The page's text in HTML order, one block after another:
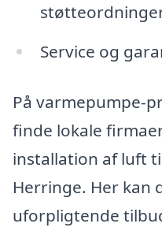
Service og
På varmepumpe-
finde lokale
installation af luft
Herringe. Her kan
uforpligtende